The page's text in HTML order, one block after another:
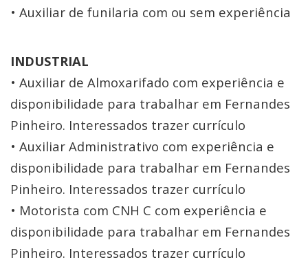
• Auxiliar de funilaria com ou sem experiência
INDUSTRIAL
• Auxiliar de Almoxarifado com experiência e
disponibilidade para trabalhar em Fernandes
Pinheiro. Interessados trazer currículo
• Auxiliar Administrativo com experiência e
disponibilidade para trabalhar em Fernandes
Pinheiro. Interessados trazer currículo
• Motorista com CNH C com experiência e
disponibilidade para trabalhar em Fernandes
Pinheiro. Interessados trazer currículo